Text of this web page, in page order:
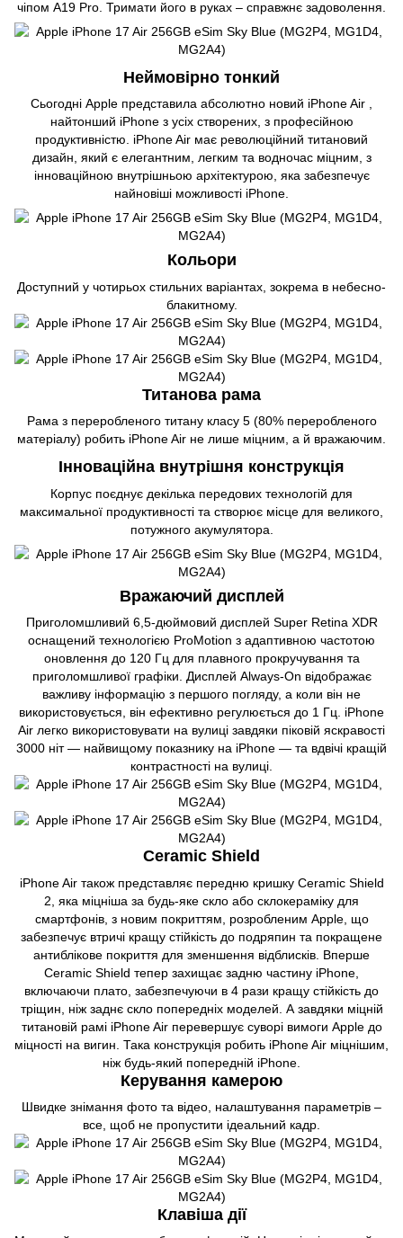
чіпом A19 Pro. Тримати його в руках – справжнє задоволення.
Неймовірно тонкий
Сьогодні Apple представила абсолютно новий iPhone Air ,
найтонший iPhone з усіх створених, з професійною
продуктивністю. iPhone Air має революційний титановий
дизайн, який є елегантним, легким та водночас міцним, з
інноваційною внутрішньою архітектурою, яка забезпечує
найновіші можливості iPhone.
Кольори
Доступний у чотирьох стильних варіантах, зокрема в небесно-
блакитному.
Титанова рама
Рама з переробленого титану класу 5 (80% переробленого
матеріалу) робить iPhone Air не лише міцним, а й вражаючим.
Інноваційна внутрішня конструкція
Корпус поєднує декілька передових технологій для
максимальної продуктивності та створює місце для великого,
потужного акумулятора.
Вражаючий дисплей
Приголомшливий 6,5-дюймовий дисплей Super Retina XDR
оснащений технологією ProMotion з адаптивною частотою
оновлення до 120 Гц для плавного прокручування та
приголомшливої ​​графіки. Дисплей Always-On відображає
важливу інформацію з першого погляду, а коли він не
використовується, він ефективно регулюється до 1 Гц. iPhone
Air легко використовувати на вулиці завдяки піковій яскравості
3000 ніт — найвищому показнику на iPhone — та вдвічі кращій
контрастності на вулиці.
Ceramic Shield
iPhone Air також представляє передню кришку Ceramic Shield
2, яка міцніша за будь-яке скло або склокераміку для
смартфонів, з новим покриттям, розробленим Apple, що
забезпечує втричі кращу стійкість до подряпин та покращене
антиблікове покриття для зменшення відблисків. Вперше
Ceramic Shield тепер захищає задню частину iPhone,
включаючи плато, забезпечуючи в 4 рази кращу стійкість до
тріщин, ніж заднє скло попередніх моделей. А завдяки міцній
титановій рамі iPhone Air перевершує суворі вимоги Apple до
міцності на вигин. Така конструкція робить iPhone Air міцнішим,
ніж будь-який попередній iPhone.
Керування камерою
Швидке знімання фото та відео, налаштування параметрів –
все, щоб не пропустити ідеальний кадр.
Клавіша дії